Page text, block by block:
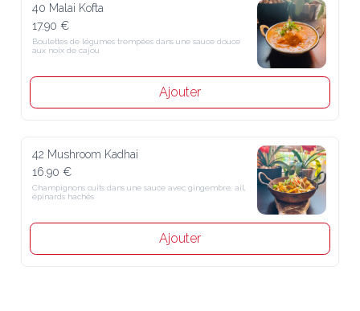
40 Malai Kofta
17.90 €
Boulettes de légumes trempées dans une sauce douce aux noix de
cajou
Ajouter
42 Mushroom Kadhai
16.90 €
Champignons cuits dans une sauce avec gingembre, ail, épinards
hachés
Ajouter